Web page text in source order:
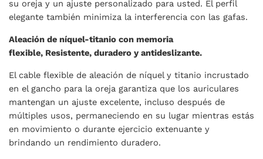
su oreja y un ajuste personalizado para usted. El perfil
elegante también minimiza la interferencia con las gafas.
Aleación de níquel-titanio con memoria
flexible, Resistente, duradero y antideslizante.
El cable flexible de aleación de níquel y titanio incrustado
en el gancho para la oreja garantiza que los auriculares
mantengan un ajuste excelente, incluso después de
múltiples usos, permaneciendo en su lugar mientras estás
en movimiento o durante ejercicio extenuante y
brindando un rendimiento duradero.